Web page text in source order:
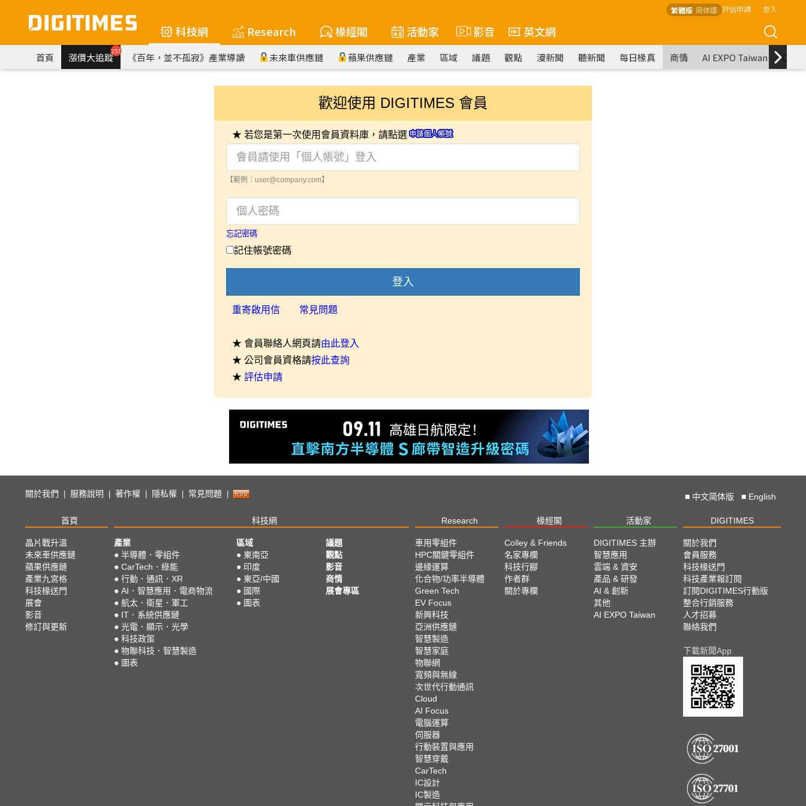
繁體版 简体版 評估申請 登入
科技網 Research 椽經閣 活動家 影音 英文網
首頁 漲價大追蹤257 《百年，並不孤寂》產業導讀 未來車供應鏈 蘋果供應鏈 產業 區域 議題 觀點 漫新聞 聽新聞 每日椽真 商情 AI EXPO Taiwan
歡迎使用 DIGITIMES 會員
★ 若您是第一次使用會員資料庫，請點選
【範例：user@company.com】
忘記密碼
記住帳號密碼
登入
重寄啟用信 常見問題
★ 會員聯絡人網頁請由此登入
★ 公司會員資格請按此查詢
★ 評估申請
關於我們 服務說明 著作權 隱私權 常見問題 ■ 中文简体版 ■ English
首頁 科技網 Research 椽經閣 活動家 DIGITIMES
晶片戰升溫
未來車供應鏈
蘋果供應鏈
產業九宮格
科技椽送門
展會
影音
修訂與更新
產業
● 半導體．零組件
● CarTech．綠能
● 行動．通訊．XR
● AI．智慧應用．電商物流
● 航太．衛星．軍工
● IT．系統供應鏈
● 光電．顯示．光學
● 科技政策
● 物聯科技．智慧製造
● 圖表
區域
● 東南亞
● 印度
● 東亞/中國
● 國際
● 圖表
議題
觀點
影音
商情
展會專區
車用零組件
HPC關鍵零組件
邊緣運算
化合物/功率半導體
Green Tech
EV Focus
新興科技
亞洲供應鏈
智慧製造
智慧家庭
物聯網
寬頻與無線
次世代行動通訊
Cloud
AI Focus
電腦運算
伺服器
行動裝置與應用
智慧穿戴
CarTech
IC設計
IC製造
Colley & Friends
名家專欄
科技行腳
作者群
關於專欄
DIGITIMES 主辦
智慧應用
雲端 & 資安
產品 & 研發
AI & 創新
其他
AI EXPO Taiwan
關於我們
會員服務
科技椽送門
科技產業報訂閱
訂閱DIGITIMES行動版
整合行銷服務
人才招募
聯絡我們
下載新聞App